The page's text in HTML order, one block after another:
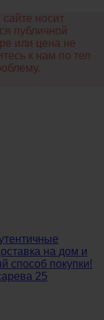
носит
публичной
или цена не
к нам по тел
на дом и
способ покупки!
25